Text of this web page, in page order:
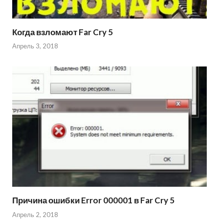
Когда взломают Far Cry 5
Апрель 3, 2018
Причина ошибки Error 000001 в Far Cry 5
Апрель 2, 2018